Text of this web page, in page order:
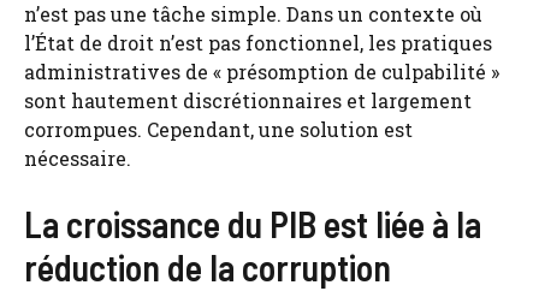
n’est pas une tâche simple. Dans un contexte où
l’État de droit n’est pas fonctionnel, les pratiques
administratives de « présomption de culpabilité »
sont hautement discrétionnaires et largement
corrompues. Cependant, une solution est
nécessaire.
La croissance du PIB est liée à la
réduction de la corruption